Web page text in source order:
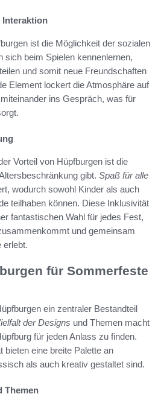
Interaktion
ist die Möglichkeit der sozialen
sich beim Spielen kennenlernen,
und somit neue Freundschaften
Element lockert die Atmosphäre auf
ins Gespräch, was für
Vorteil von Hüpfburgen ist die
gibt. Spaß für alle
wodurch sowohl Kinder als auch
teilhaben können. Diese Inklusivität
fantastischen Wahl für jedes Fest,
und gemeinsam
erlebt.
für Sommerfeste
ein zentraler Bestandteil
der Designs und Themen macht
für jeden Anlass zu finden.
bieten eine breite Palette an
als auch kreativ gestaltet sind.
Themen